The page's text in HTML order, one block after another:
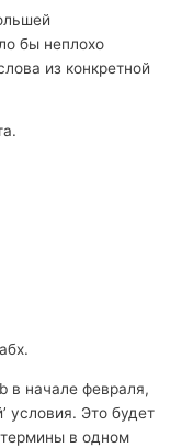
бы неплохо
из конкретной
в начале февраля,
условия. Это будет
в одном